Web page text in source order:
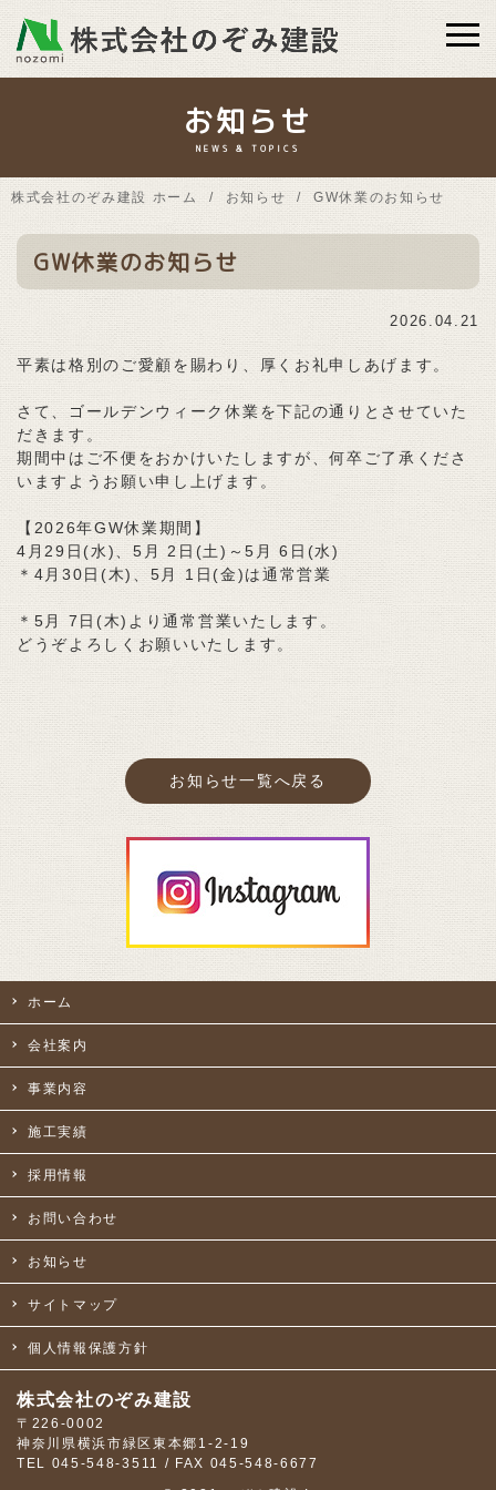
お知らせ
NEWS & TOPICS
株式会社のぞみ建設 ホーム お知らせ GW休業のお知らせ
GW休業のお知らせ
2026.04.21
平素は格別のご愛顧を賜わり、厚くお礼申しあげます。
さて、ゴールデンウィーク休業を下記の通りとさせていた
だきます。
期間中はご不便をおかけいたしますが、何卒ご了承くださ
いますようお願い申し上げます。
【2026年GW休業期間】
4月29日(水)、5月 2日(土)～5月 6日(水)
＊4月30日(木)、5月 1日(金)は通常営業
＊5月 7日(木)より通常営業いたします。
どうぞよろしくお願いいたします。
お知らせ一覧へ戻る
ホーム
会社案内
事業内容
施工実績
採用情報
お問い合わせ
お知らせ
サイトマップ
個人情報保護方針
株式会社のぞみ建設
〒226-0002
神奈川県横浜市緑区東本郷1-2-19
TEL 045-548-3511 / FAX 045-548-6677